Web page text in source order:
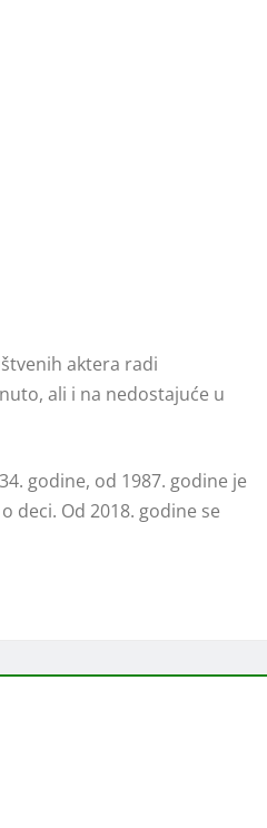
aktera radi
ali i na nedostajuće u
godine, od 1987. godine je
deci. Od 2018. godine se